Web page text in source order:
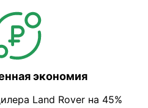
экономия
Land Rover на 45%